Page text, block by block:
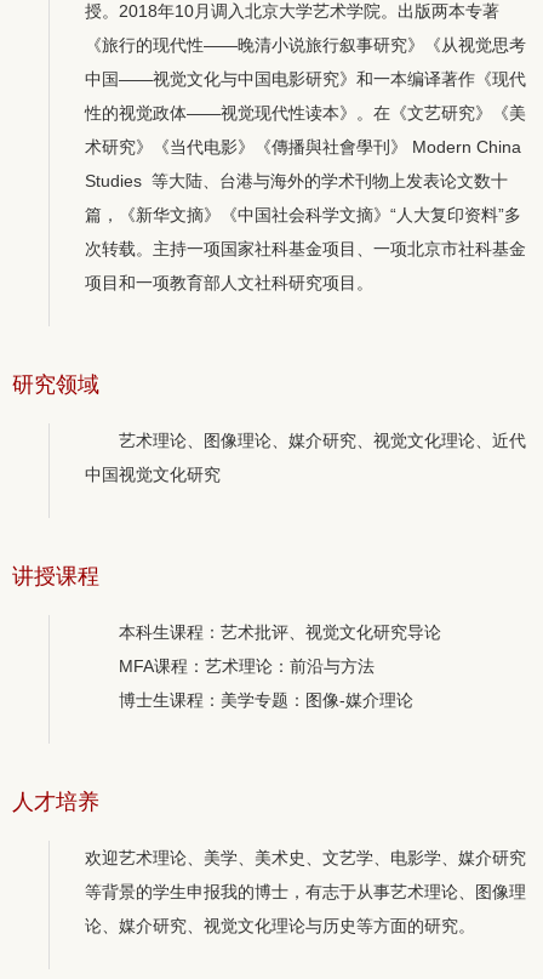
授。2018年10月调入北京大学艺术学院。出版两本专著
《旅行的现代性——晚清小说旅行叙事研究》《从视觉思考
中国——视觉文化与中国电影研究》和一本编译著作《现代
性的视觉政体——视觉现代性读本》。在《文艺研究》《美
术研究》《当代电影》《傳播與社會學刊》 Modern China
Studies 等大陆、台港与海外的学术刊物上发表论文数十
篇，《新华文摘》《中国社会科学文摘》“人大复印资料”多
次转载。主持一项国家社科基金项目、一项北京市社科基金
项目和一项教育部人文社科研究项目。
研究领域
艺术理论、图像理论、媒介研究、视觉文化理论、近代
中国视觉文化研究
讲授课程
本科生课程：艺术批评、视觉文化研究导论
MFA课程：艺术理论：前沿与方法
博士生课程：美学专题：图像-媒介理论
人才培养
欢迎艺术理论、美学、美术史、文艺学、电影学、媒介研究
等背景的学生申报我的博士，有志于从事艺术理论、图像理
论、媒介研究、视觉文化理论与历史等方面的研究。